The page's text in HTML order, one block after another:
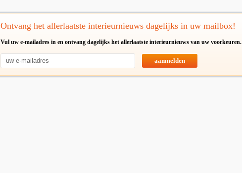
Ontvang het allerlaatste interieurnieuws dagelijks in uw mailbox!
Vul uw e-mailadres in en ontvang dagelijks het allerlaatste interieurnieuws van uw voorkeuren.
aanmelden